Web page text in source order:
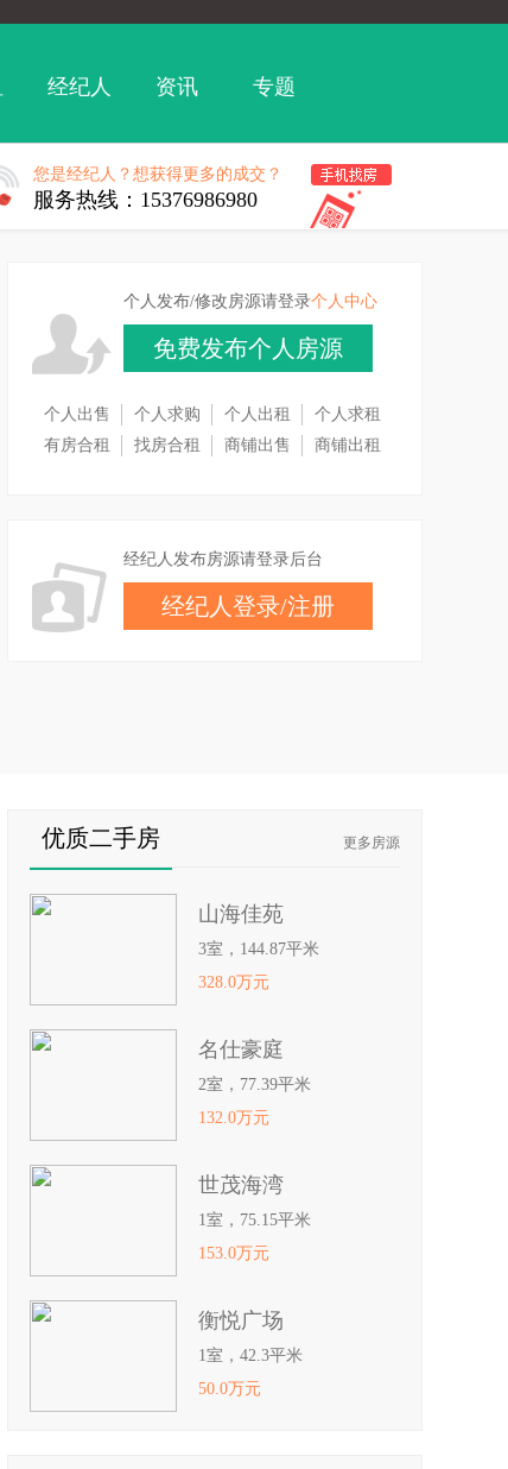
经纪人 资讯 专题
您是经纪人？想获得更多的成交？
服务热线：15376986980
个人发布/修改房源请登录个人中心
免费发布个人房源
个人出售 个人求购 个人出租
个人求租
有房合租
找房合租 商铺出售 商铺出租
经纪人发布房源请登录后台
经纪人登录/注册
优质二手房 更多房源
山海佳苑
3室，144.87平米
328.0万元
名仕豪庭
2室，77.39平米
132.0万元
世茂海湾
1室，75.15平米
153.0万元
衡悦广场
1室，42.3平米
50.0万元